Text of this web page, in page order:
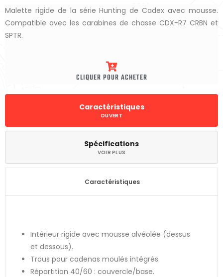
Malette rigide de la série Hunting de Cadex avec mousse.
Compatible avec les carabines de chasse CDX-R7 CRBN et
SPTR.
CLIQUER POUR ACHETER
Caractéristiques
Spécifications
Caractéristiques
Intérieur rigide avec mousse alvéolée (dessus
et dessous).
Trous pour cadenas moulés intégrés.
Répartition 40/60 : couvercle/base.